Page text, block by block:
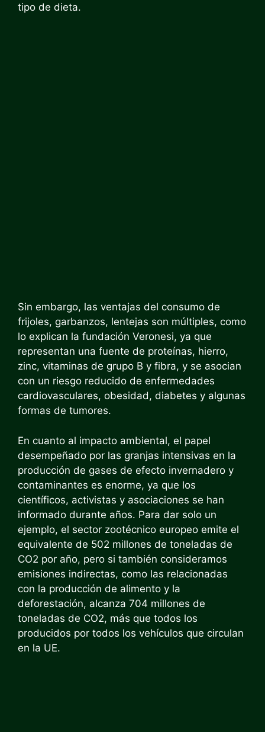
tipo de dieta.
Sin embargo, las ventajas del consumo de
frijoles, garbanzos, lentejas son múltiples, como
lo explican la fundación Veronesi, ya que
representan una fuente de proteínas, hierro,
zinc, vitaminas de grupo B y fibra, y se asocian
con un riesgo reducido de enfermedades
cardiovasculares, obesidad, diabetes y algunas
formas de tumores.
En cuanto al impacto ambiental, el papel
desempeñado por las granjas intensivas en la
producción de gases de efecto invernadero y
contaminantes es enorme, ya que los
científicos, activistas y asociaciones se han
informado durante años. Para dar solo un
ejemplo, el sector zootécnico europeo emite el
equivalente de 502 millones de toneladas de
CO2 por año, pero si también consideramos
emisiones indirectas, como las relacionadas
con la producción de alimento y la
deforestación, alcanza 704 millones de
toneladas de CO2, más que todos los
producidos por todos los vehículos que circulan
en la UE.